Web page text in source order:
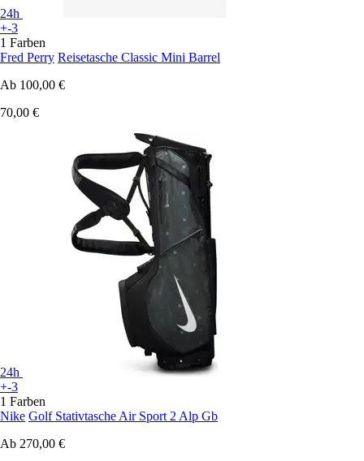
24h
+-3
1 Farben
Fred Perry Reisetasche Classic Mini Barrel
Ab 100,00 €
70,00 €
24h
+-3
1 Farben
Nike Golf Stativtasche Air Sport 2 Alp Gb
Ab 270,00 €